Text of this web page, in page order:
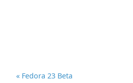
« Fedora 23 Beta